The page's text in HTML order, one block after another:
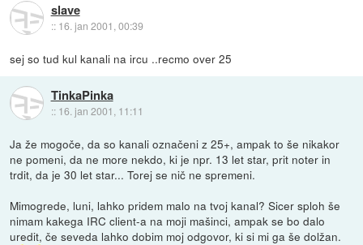
slave
:: 16. jan 2001, 00:39
sej so tud kul kanali na ircu ..recmo over 25
TinkaPinka
:: 16. jan 2001, 11:11
Ja že mogoče, da so kanali označeni z 25+, ampak to še nikakor
ne pomeni, da ne more nekdo, ki je npr. 13 let star, prit noter in
trdit, da je 30 let star... Torej se nič ne spremeni.
Mimogrede, luni, lahko pridem malo na tvoj kanal? Sicer sploh še
nimam kakega IRC client-a na moji mašinci, ampak se bo dalo
uredit, če seveda lahko dobim moj odgovor, ki si mi ga še dolžan.